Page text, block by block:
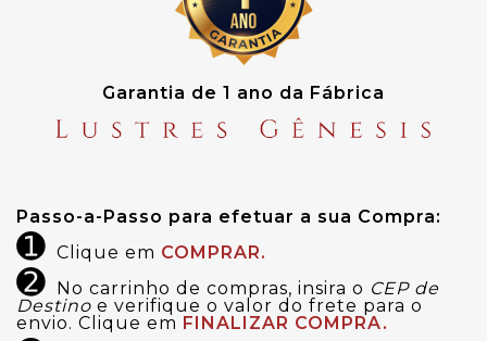
Garantia de 1 ano da Fábrica
Passo-a-Passo para efetuar a sua Compra:
➊ Clique em COMPRAR.
➋ No carrinho de compras, insira o CEP de
Destino e verifique o valor do frete para o
envio. Clique em FINALIZAR COMPRA.